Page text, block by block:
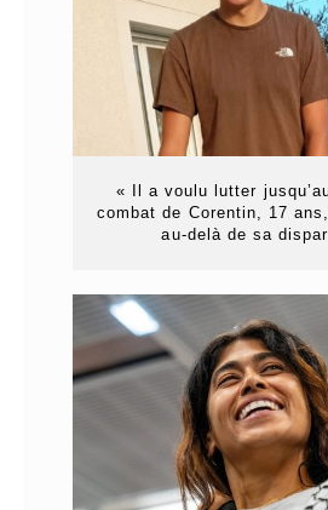
« Il a voulu lutter
combat de Corentin, 17
au-delà de sa